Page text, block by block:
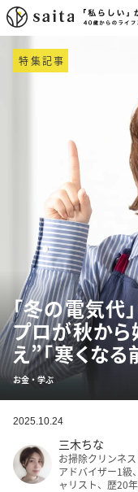
特集記事
「冬の電気代
プロが秋か
え”「寒くなる
お金・学ぶ
2025.10.24
三木ちな
お掃除クリンネ
アドバイザー1級
ャリスト、歴20